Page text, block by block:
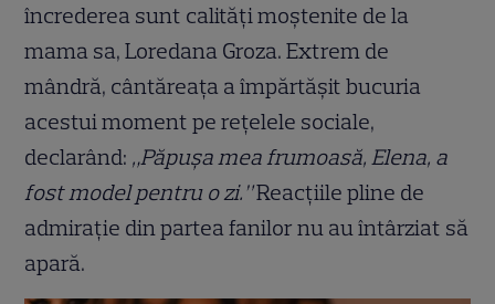
încrederea sunt calități moștenite de la
mama sa, Loredana Groza. Extrem de
mândră, cântăreața a împărtășit bucuria
acestui moment pe rețelele sociale,
declarând: „Păpușa mea frumoasă, Elena, a
fost model pentru o zi.”Reacțiile pline de
admirație din partea fanilor nu au întârziat să
apară.